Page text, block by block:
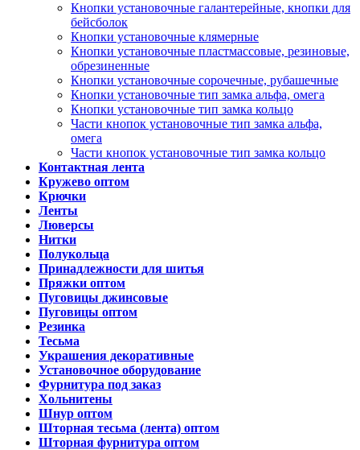
Кнопки установочные галантерейные, кнопки для
бейсболок
Кнопки установочные клямерные
Кнопки установочные пластмассовые, резиновые,
обрезиненные
Кнопки установочные сорочечные, рубашечные
Кнопки установочные тип замка альфа, омега
Кнопки установочные тип замка кольцо
Части кнопок установочные тип замка альфа,
омега
Части кнопок установочные тип замка кольцо
Контактная лента
Кружево оптом
Крючки
Ленты
Люверсы
Нитки
Полукольца
Принадлежности для шитья
Пряжки оптом
Пуговицы джинсовые
Пуговицы оптом
Резинка
Тесьма
Украшения декоративные
Установочное оборудование
Фурнитура под заказ
Хольнитены
Шнур оптом
Шторная тесьма (лента) оптом
Шторная фурнитура оптом